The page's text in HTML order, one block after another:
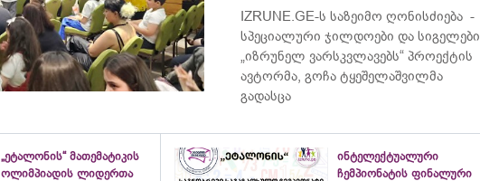
IZRUNE.GE-ს საზეიმო ღონისძიება -
სპეციალური ჯილდოები და სიგელები
„იზრუნელ ვარსკვლავებს“ პროექტის
ავტორმა, გოჩა ტყეშელაშვილმა
გადასცა
„ეტალონის“ მათემატიკის
ოლიმპიადის ლიდერთა
ინტელექტუალური
ჩემპიონატის ფინალური